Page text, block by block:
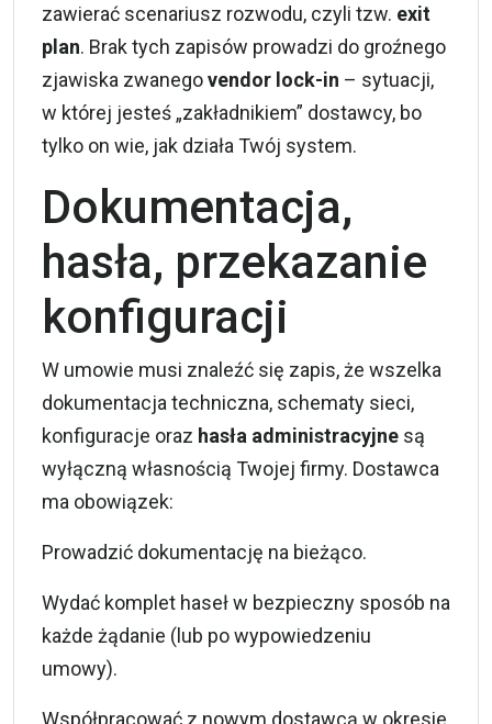
zawierać scenariusz rozwodu, czyli tzw. exit
plan. Brak tych zapisów prowadzi do groźnego
zjawiska zwanegovendor lock-in – sytuacji,
w której jesteś „zakładnikiem” dostawcy, bo
tylko on wie, jak działa Twój system.
Dokumentacja,
hasła, przekazanie
konfiguracji
W umowie musi znaleźć się zapis, że wszelka
dokumentacja techniczna, schematy sieci,
konfiguracje oraz hasła administracyjne są
wyłączną własnością Twojej firmy. Dostawca
ma obowiązek:
Prowadzić dokumentację na bieżąco.
Wydać komplet haseł w bezpieczny sposób na
każde żądanie (lub po wypowiedzeniu
umowy).
Współpracować z nowym dostawcą w okresie